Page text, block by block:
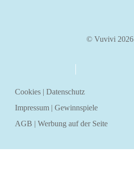
© Vuvivi 2026
Cookies | Datenschutz
Impressum | Gewinnspiele
AGB | Werbung auf der Seite